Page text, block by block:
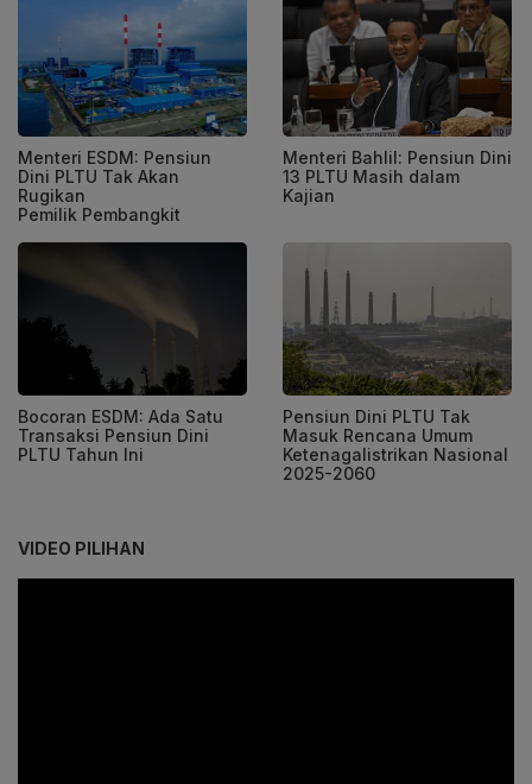
Menteri ESDM: Pensiun
Dini PLTU Tak Akan
Rugikan
Pemilik Pembangkit
Menteri Bahlil: Pensiun Dini
13 PLTU Masih dalam
Kajian
Bocoran ESDM: Ada Satu
Transaksi Pensiun Dini
PLTU Tahun Ini
Pensiun Dini PLTU Tak
Masuk Rencana Umum
Ketenagalistrikan Nasional
2025-2060
VIDEO PILIHAN